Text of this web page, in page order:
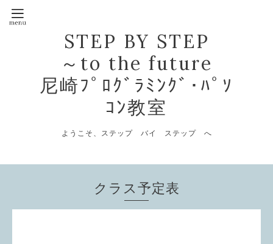
STEP BY STEP
～to the future
尼崎ﾌﾟﾛｸﾞﾗﾐﾝｸﾞ･ﾊﾟｿ
ｺﾝ教室
ようこそ、ステップ バイ ステップ へ
クラス予定表